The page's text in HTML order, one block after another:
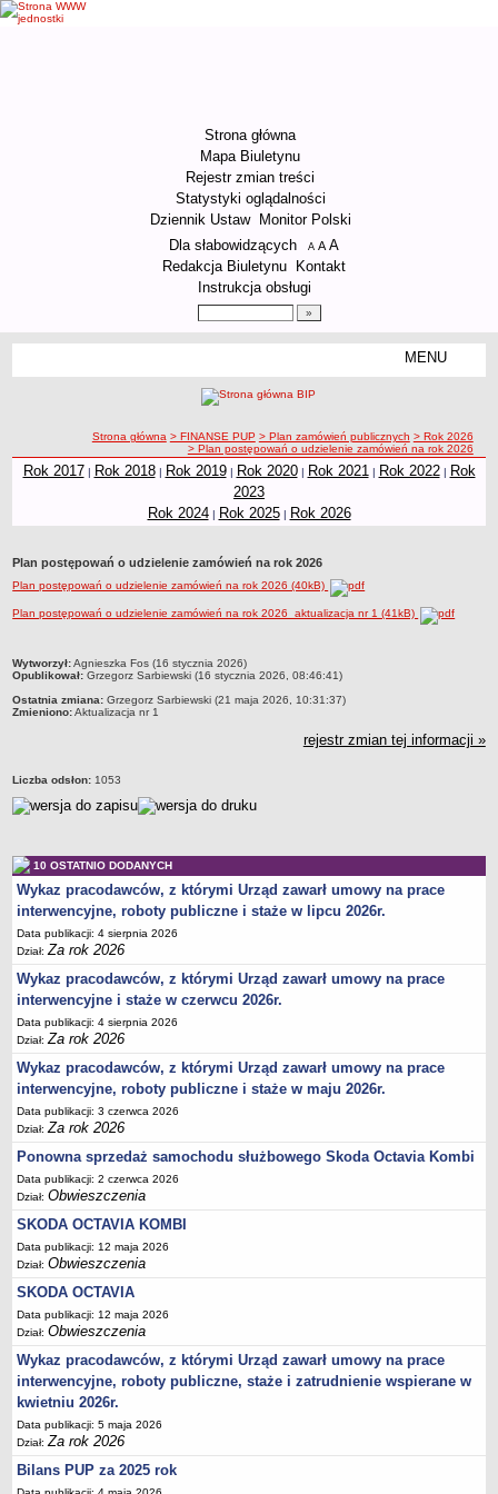
Strona główna
Mapa Biuletynu
Rejestr zmian treści
Statystyki oglądalności
Dziennik Ustaw
Monitor Polski
Menu dodatkowe
Dla słabowidzących A pomniejsz czcionkę
A standardowy rozmiar czcionki
A
Redakcja Biuletynu
Kontakt
Instrukcja obsługi
MENU
Struktura organizacyjna
Podstawy prawne działania Urzędu
Obwieszczenia
Raport o stanie zapewnienia dostępności podmiotu publicznego
Dane teleadresowe
Zadania publiczne
Kompetencje komórek organizacyjnych
Ogłoszenia o naborze kandydatów do pracy w PUP Bydgoszcz
Ochrona Danych Osobowych
Wykaz spraw
Gdzie załatwić sprawę
Rejestry, ewidencje i archiwa
Dostęp do Informacji Publicznej
AKTY PRAWNE
Akty prawne dotyczące bezrobocia i rynku pracy
Uchwały Rady Powiatu Bydgoskiego
Uchwały Rady Miasta Bydgoszczy
Inne dokumenty
POMOC PUBLICZNA
Lata 2009-2025
Za rok 2026
FINANSE PUP
Budżet Funduszu Pracy
Zamówienia publiczne
Plan zamówień publicznych
Sprawozdania finansowe
POWIATOWA RADA ZATRUDNIENIA/POWIATOWA RADA RYNKU PRACY
Skład
Zadania
Posiedzenia Powiatowej Rady Rynku Pracy
Uchwały Powiatowej Rady Rynku Pracy
Uchwały Powiatowej Rady Zatrudnienia w Bydgoszczy
ścieżka nawigacji
Strona główna > FINANSE PUP > Plan zamówień publicznych > Rok 2026
> Plan postępowań o udzielenie zamówień na rok 2026
Rok 2017 | Rok 2018| Rok 2019| Rok 2020| Rok 2021 | Rok 2022| Rok
2023
Rok 2024| Rok 2025| Rok 2026
Plan postępowań o udzielenie zamówień na rok 2026
Plan postępowań o udzielenie zamówień na rok 2026 (40kB)
Plan postępowań o udzielenie zamówień na rok 2026_aktualizacja nr 1 (41kB)
metryczka
Wytworzył:Agnieszka Fos (16 stycznia 2026)
Opublikował: Grzegorz Sarbiewski (16 stycznia 2026, 08:46:41)
Ostatnia zmiana: Grzegorz Sarbiewski (21 maja 2026, 10:31:37)
Zmieniono:Aktualizacja nr 1
rejestr zmian tej informacji »
Liczba odsłon: 1053
10 OSTATNIO DODANYCH
Wykaz pracodawców, z którymi Urząd zawarł umowy na prace
interwencyjne, roboty publiczne i staże w lipcu 2026r.
Data publikacji: 4 sierpnia 2026
Dział:Za rok 2026
Wykaz pracodawców, z którymi Urząd zawarł umowy na prace
interwencyjne i staże w czerwcu 2026r.
Data publikacji: 4 sierpnia 2026
Dział:Za rok 2026
Wykaz pracodawców, z którymi Urząd zawarł umowy na prace
interwencyjne, roboty publiczne i staże w maju 2026r.
Data publikacji: 3 czerwca 2026
Dział:Za rok 2026
Ponowna sprzedaż samochodu służbowego Skoda Octavia Kombi
Data publikacji: 2 czerwca 2026
Dział:Obwieszczenia
SKODA OCTAVIA KOMBI
Data publikacji: 12 maja 2026
Dział:Obwieszczenia
SKODA OCTAVIA
Data publikacji: 12 maja 2026
Dział:Obwieszczenia
Wykaz pracodawców, z którymi Urząd zawarł umowy na prace
interwencyjne, roboty publiczne, staże i zatrudnienie wspierane w
kwietniu 2026r.
Data publikacji: 5 maja 2026
Dział:Za rok 2026
Bilans PUP za 2025 rok